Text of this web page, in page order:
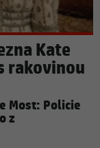
Kate
rakovinou
Most: Policie
z